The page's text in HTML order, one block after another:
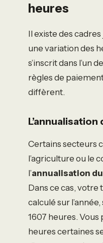
heures
Il existe des
une variation des
s’inscrit dans l’un
règles de
diffèrent.
Certains secteurs
l’agriculture ou le
l’annualisation
Dans ce cas, votre
calculé sur
1607 heures.
heures certaines